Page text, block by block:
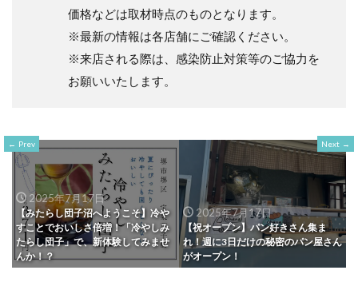
価格などは取材時点のものとなります。
※最新の情報は各店舗にご確認ください。
※来店される際は、感染防止対策等のご協力を
お願いいたします。
Prev
2025年7月17日
【みたらし団子沼へようこそ】冷や
すことでおいしさ倍増！「冷やしみ
たらし団子」で、新体験してみませ
んか！？
Next
2025年7月17日
【祝オープン】パン好きさん集ま
れ！週に3日だけの秘密のパン屋さん
がオープン！